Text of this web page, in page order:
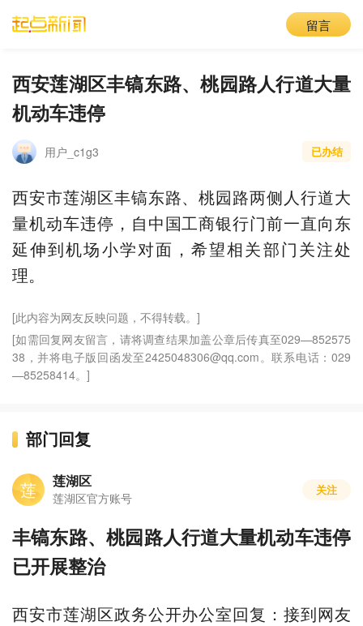
留言
西安莲湖区丰镐东路、桃园路人行道大量
机动车违停
用户_c1g3 已办结
西安市莲湖区丰镐东路、桃园路两侧人行道大
量机动车违停，自中国工商银行门前一直向东
延伸到机场小学对面，希望相关部门关注处
理。
[此内容为网友反映问题，不得转载。]
[如需回复网友留言，请将调查结果加盖公章后传真至029—852575
38，并将电子版回函发至2425048306@qq.com。联系电话：029
—85258414。]
部门回复
莲 莲湖区
莲湖区官方账号
关注
丰镐东路、桃园路人行道大量机动车违停
已开展整治
西安市莲湖区政务公开办公室回复：接到网友